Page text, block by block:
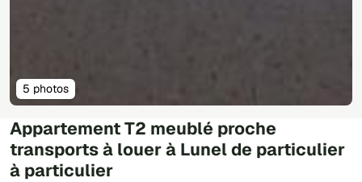
Appartement T2 meublé proche
transports à louer à Lunel de particulier
à particulier
5 photos